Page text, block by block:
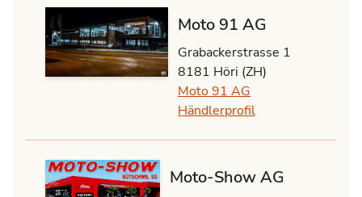
Moto 91 AG
Grabackerstrasse 1
8181 Höri (ZH)
Moto 91 AG
Händlerprofil
Moto-Show AG